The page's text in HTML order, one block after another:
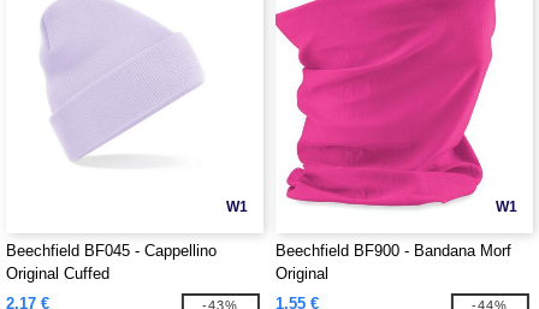
W1
Beechfield BF045 - Cappellino
Original Cuffed
2,17 €
-43%
W1
Beechfield BF900 - Bandana Morf
Original
1,55 €
-44%